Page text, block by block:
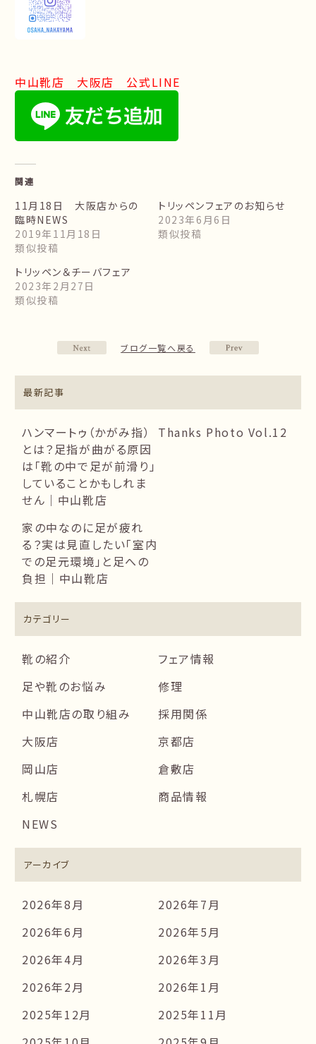
中山靴店 大阪店 公式LINE
関連
11月18日 大阪店からの
臨時NEWS
2019年11月18日
類似投稿
トリッペンフェアのお知らせ
2023年6月6日
類似投稿
トリッペン＆チーバフェア
2023年2月27日
類似投稿
ブログ一覧へ戻る
最新記事
ハンマートゥ（かがみ指）
とは？足指が曲がる原因
は「靴の中で足が前滑り」
していることかもしれま
せん｜中山靴店
Thanks Photo Vol.12
家の中なのに足が疲れ
る？実は見直したい「室内
での足元環境」と足への
負担｜中山靴店
カテゴリー
靴の紹介
フェア情報
足や靴のお悩み
修理
中山靴店の取り組み
採用関係
大阪店
京都店
岡山店
倉敷店
札幌店
商品情報
NEWS
アーカイブ
2026年8月
2026年7月
2026年6月
2026年5月
2026年4月
2026年3月
2026年2月
2026年1月
2025年12月
2025年11月